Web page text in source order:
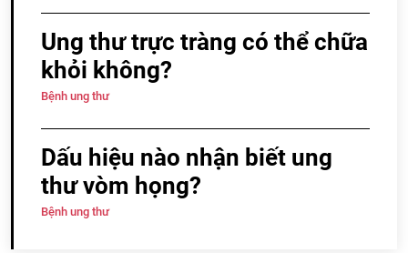
Ung thư trực tràng có thể chữa
khỏi không?
Bệnh ung thư
Dấu hiệu nào nhận biết ung
thư vòm họng?
Bệnh ung thư